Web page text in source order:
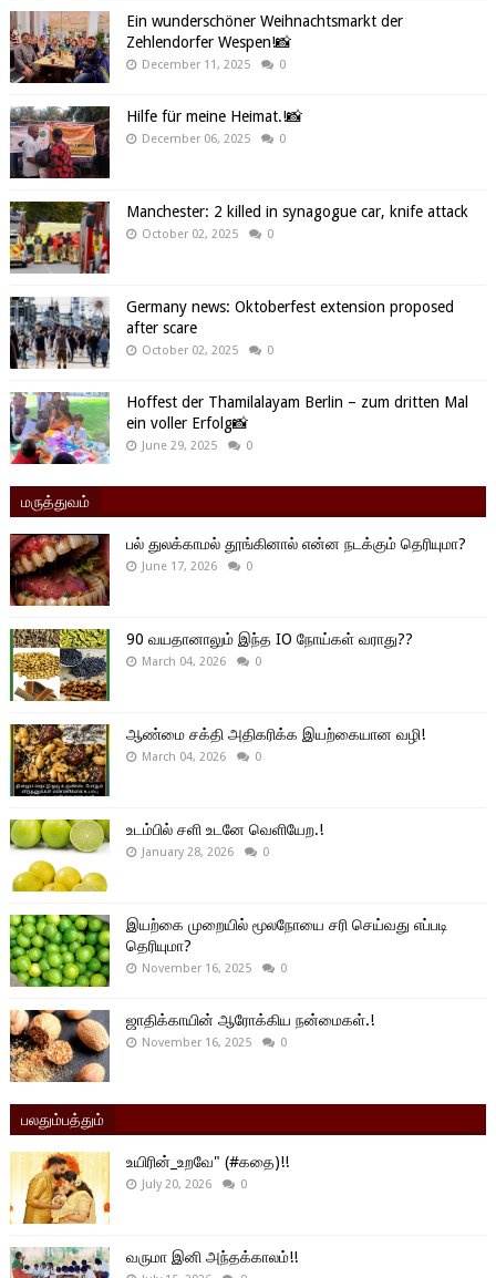
Ein wunderschöner Weihnachtsmarkt der
Zehlendorfer Wespen!📸
December 11, 2025 0
Hilfe für meine Heimat.!📸
December 06, 2025 0
Manchester: 2 killed in synagogue car, knife attack
October 02, 2025 0
Germany news: Oktoberfest extension proposed
after scare
October 02, 2025 0
Hoffest der Thamilalayam Berlin – zum dritten Mal
ein voller Erfolg📸
June 29, 2025 0
மருத்துவம்
பல் துலக்காமல் தூங்கினால் என்ன நடக்கும் தெரியுமா?
June 17, 2026 0
90 வயதானாலும் இந்த IO நோய்கள் வராது??
March 04, 2026 0
ஆண்மை சக்தி அதிகரிக்க இயற்கையான வழி!
March 04, 2026 0
உடம்பில் சளி உடனே வெளியேற.!
January 28, 2026 0
இயற்கை முறையில் மூலநோயை சரி செய்வது எப்படி
தெரியுமா?
November 16, 2025 0
ஜாதிக்காயின் ஆரோக்கிய நன்மைகள்.!
November 16, 2025 0
பலதும்பத்தும்
உயிரின்_உறவே" (#கதை)!!
July 20, 2026 0
வருமா இனி அந்தக்காலம்!!